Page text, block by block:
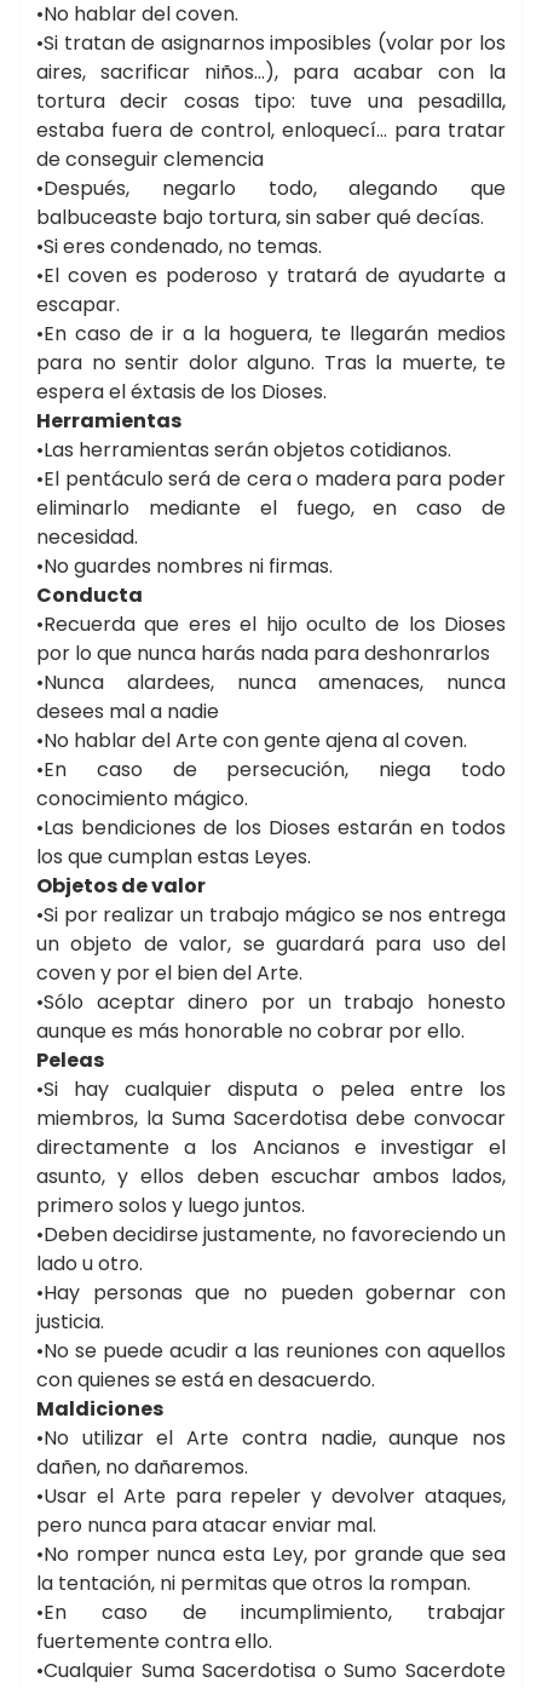
•No hablar del coven.
•Si tratan de asignarnos imposibles (volar por los
aires, sacrificar niños…), para acabar con la
tortura decir cosas tipo: tuve una pesadilla,
estaba fuera de control, enloquecí… para tratar
de conseguir clemencia
•Después, negarlo todo, alegando que
balbuceaste bajo tortura, sin saber qué decías.
•Si eres condenado, no temas.
•El coven es poderoso y tratará de ayudarte a
escapar.
•En caso de ir a la hoguera, te llegarán medios
para no sentir dolor alguno. Tras la muerte, te
espera el éxtasis de los Dioses.
Herramientas
•Las herramientas serán objetos cotidianos.
•El pentáculo será de cera o madera para poder
eliminarlo mediante el fuego, en caso de
necesidad.
•No guardes nombres ni firmas.
Conducta
•Recuerda que eres el hijo oculto de los Dioses
por lo que nunca harás nada para deshonrarlos
•Nunca alardees, nunca amenaces, nunca
desees mal a nadie
•No hablar del Arte con gente ajena al coven.
•En caso de persecución, niega todo
conocimiento mágico.
•Las bendiciones de los Dioses estarán en todos
los que cumplan estas Leyes.
Objetos de valor
•Si por realizar un trabajo mágico se nos entrega
un objeto de valor, se guardará para uso del
coven y por el bien del Arte.
•Sólo aceptar dinero por un trabajo honesto
aunque es más honorable no cobrar por ello.
Peleas
•Si hay cualquier disputa o pelea entre los
miembros, la Suma Sacerdotisa debe convocar
directamente a los Ancianos e investigar el
asunto, y ellos deben escuchar ambos lados,
primero solos y luego juntos.
•Deben decidirse justamente, no favoreciendo un
lado u otro.
•Hay personas que no pueden gobernar con
justicia.
•No se puede acudir a las reuniones con aquellos
con quienes se está en desacuerdo.
Maldiciones
•No utilizar el Arte contra nadie, aunque nos
dañen, no dañaremos.
•Usar el Arte para repeler y devolver ataques,
pero nunca para atacar enviar mal.
•No romper nunca esta Ley, por grande que sea
la tentación, ni permitas que otros la rompan.
•En caso de incumplimiento, trabajar
fuertemente contra ello.
•Cualquier Suma Sacerdotisa o Sumo Sacerdote